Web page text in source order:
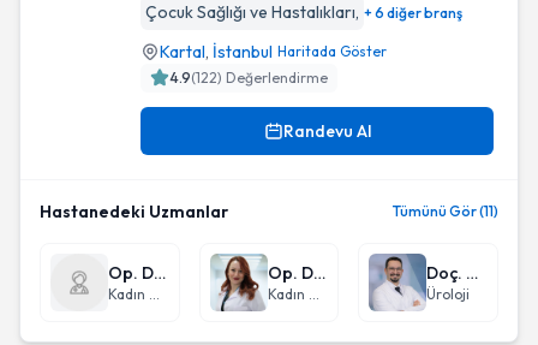
Çocuk Sağlığı ve Hastalıkları, + 6 diğer branş
Kartal, İstanbul Haritada Göster
4.9(122) Değerlendirme
Randevu Al
Hastanedeki Uzmanlar Tümünü Gör (11)
Op. Dr. İnci (Injı) Süleymanova
Kadın Hastalıkları ve Doğum
Op. Dr. Sinem Bostan
Kadın Hastalıkları ve Doğum
Doç. Dr. Emre Tokuç
Üroloji